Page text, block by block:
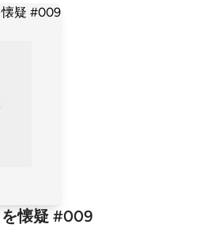
を懐疑 #009